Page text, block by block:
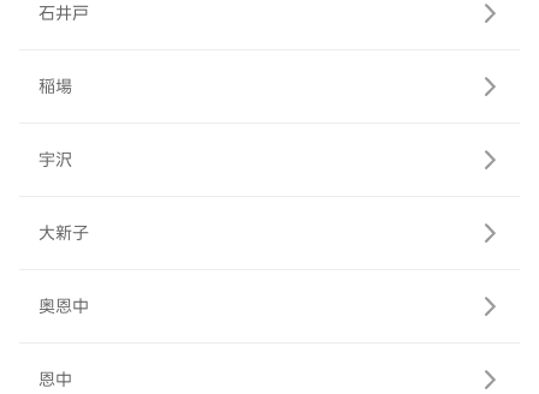
石井戸
稲場
宇沢
大新子
奥恩中
恩中